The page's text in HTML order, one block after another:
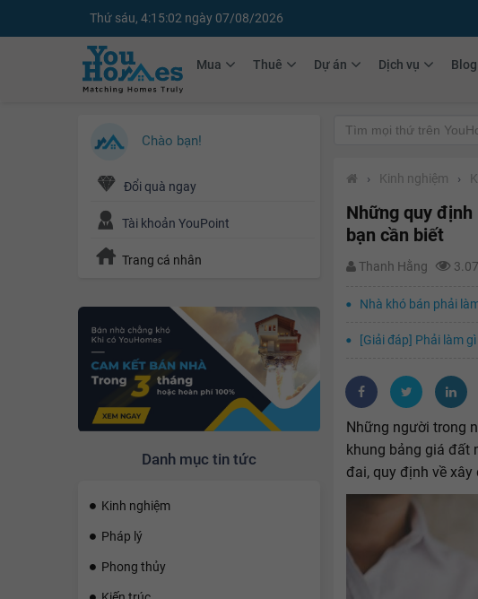
Thứ sáu, 4:15:03 ngày 07/08/2026
Mua Thuê Dự án Dịch vụ Blog
Chào bạn!
Đổi quà ngay
Tài khoản YouPoint
Trang cá nhân
Danh mục tin tức
Kinh nghiệm
Pháp lý
Phong thủy
› Kinh nghiệm ›
Những quy
bạn cần biết
Thanh Hằng
Nhà khó bán phải
[Giải đáp] Phải làm
Những người trong
khung bảng giá đất
đai, quy định về xây